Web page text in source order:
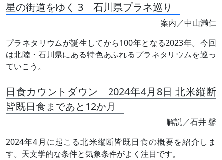
星の街道をゆく 3 石川県プラネ巡り
案内／中山満仁
プラネタリウムが誕生してから100年となる2023年。今回
は北陸・石川県にある特色あふれるプラネタリウムを巡っ
ていこう。
日食カウントダウン 2024年4月8日 北米縦断
皆既日食まであと12か月
解説／石井 馨
2024年4月に起こる北米縦断皆既日食の概要を紹介しま
す。天文学的な条件と気象条件がよく注目です。